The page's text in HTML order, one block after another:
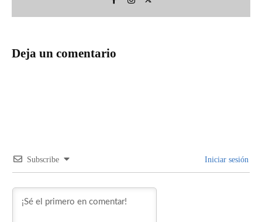
Deja un comentario
Subscribe Iniciar sesión